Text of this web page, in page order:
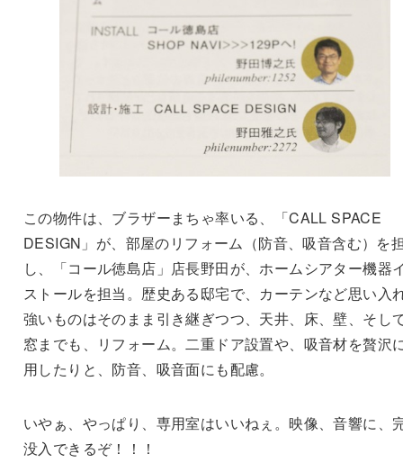
この物件は、ブラザーまちゃ率いる、「CALL SPACE
DESIGN」が、部屋のリフォーム（防音、吸音含む）を
し、「コール徳島店」店長野田が、ホームシアター機器
ストールを担当。歴史ある邸宅で、カーテンなど思い入
強いものはそのまま引き継ぎつつ、天井、床、壁、そし
窓までも、リフォーム。二重ドア設置や、吸音材を贅沢
用したりと、防音、吸音面にも配慮。
いやぁ、やっぱり、専用室はいいねぇ。映像、音響に、
没入できるぞ！！！